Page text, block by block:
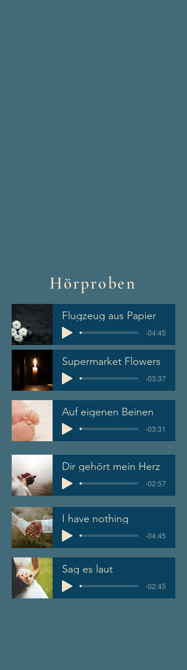
Hörproben
Flugzeug aus Papier
-04:45
Supermarket Flowers
-03:37
Auf eigenen Beinen
-03:31
Dir gehört mein Herz
-02:57
I have nothing
-04:45
Sag es laut
-02:45